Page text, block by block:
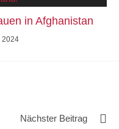
in Afghanistan
2024
Nächster Beitrag